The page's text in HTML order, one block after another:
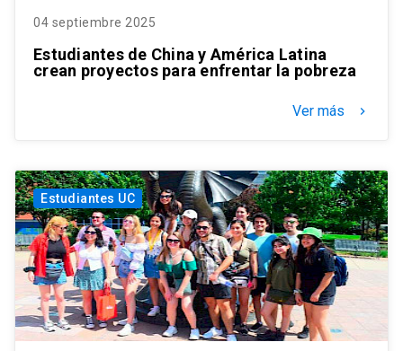
04 septiembre 2025
Estudiantes de China y América Latina
crean proyectos para enfrentar la pobreza
Ver más keyboard_arrow_right
Estudiantes UC